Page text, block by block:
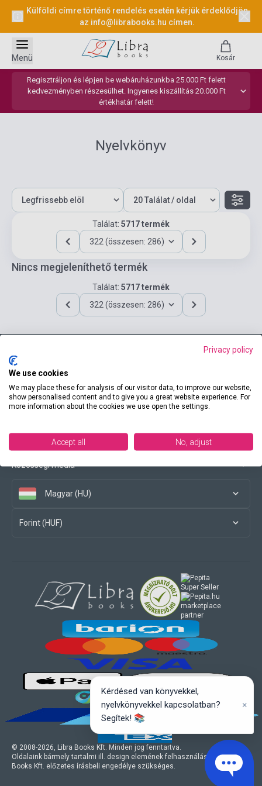
Külföldi címre történő rendelés esetén kérjük érdeklődjön
az info@librabooks.hu címen.
Regisztráljon és lépjen be webáruházunkba 25.000 Ft felett
kedvezményben részesülhet. Ingyenes kiszállítás 20.000 Ft
értékhatár felett!
Menü Kosár
Nyelvkönyv
Találat: 5717 termék
322 (összesen: 286)
Nincs megjeleníthető termék
Találat: 5717 termék
322 (összesen: 286)
Elérhetőségeink
Közösségi média
Magyar (HU)
Forint (HUF)
© 2008-2026, Libra Books Kft. Minden jog fenntartva.
Oldalaink bármely tartalmi ill. design elemének felhasználásához a Libra
Books Kft. előzetes írásbeli engedélye szükséges.
marketplace
partner
Privacy policy
We use cookies
We may place these for analysis of our visitor data, to improve our website,
show personalised content and to give you a great website experience. For
more information about the cookies we use open the settings.
Accept all No, adjust
Kérdésed van könyvekkel,
nyelvkönyvekkel kapcsolatban?
Segítek! 📚
×